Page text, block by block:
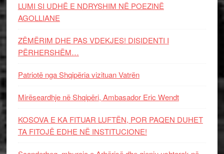
LUMI SI UDHË E NDRYSHIM NË POEZINË
AGOLLIANE
ZËMËRIM DHE PAS VDEKJES! DISIDENTI I
PËRHERSHËM…
Patriotë nga Shqipëria vizituan Vatrën
Mirëseardhje në Shqipëri, Ambasador Eric Wendt
KOSOVA E KA FITUAR LUFTËN, POR PAQEN DUHET
TA FITOJË EDHE NË INSTITUCIONE!